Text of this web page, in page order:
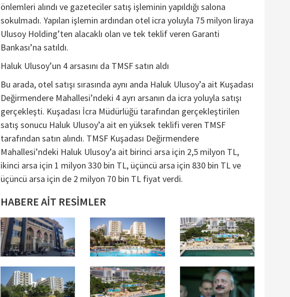
önlemleri alındı ve gazeteciler satış işleminin yapıldığı salona
sokulmadı. Yapılan işlemin ardından otel icra yoluyla 75 milyon liraya
Ulusoy Holding’ten alacaklı olan ve tek teklif veren Garanti
Bankası’na satıldı.
Haluk Ulusoy’un 4 arsasını da TMSF satın aldı
Bu arada, otel satışı sırasında aynı anda Haluk Ulusoy’a ait Kuşadası
Değirmendere Mahallesi’ndeki 4 ayrı arsanın da icra yoluyla satışı
gerçekleşti. Kuşadası İcra Müdürlüğü tarafından gerçekleştirilen
satış sonucu Haluk Ulusoy’a ait en yüksek teklifi veren TMSF
tarafından satın alındı. TMSF Kuşadası Değirmendere
Mahallesi’ndeki Haluk Ulusoy’a ait birinci arsa için 2,5 milyon TL,
ikinci arsa için 1 milyon 330 bin TL, üçüncü arsa için 830 bin TL ve
üçüncü arsa için de 2 milyon 70 bin TL fiyat verdi.
HABERE AİT RESİMLER